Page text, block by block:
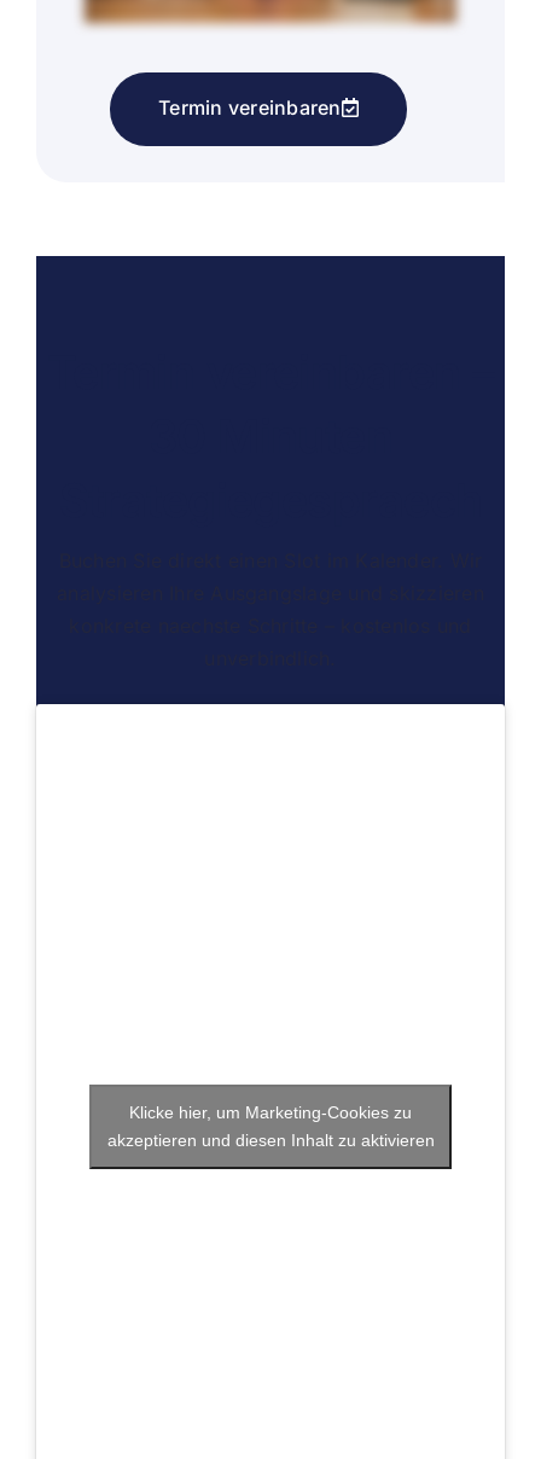
Termin vereinbaren
Klicke hier, um Marketing-Cookies zu
akzeptieren und diesen Inhalt zu aktivieren